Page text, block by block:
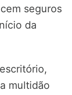
seguros
da
multidão